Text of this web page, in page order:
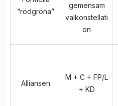
“rödgröna”
gemensam
valkonstellati
on
Alliansen
M + C + FP/L
+ KD